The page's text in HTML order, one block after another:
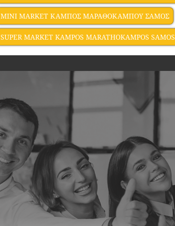
MINI MARKET ΚΑΜΠΟΣ ΜΑΡΑΘΟΚΑΜΠΟΥ ΣΑΜΟΣ
SUPER MARKET KAMPOS MARATHOKAMPOS SAMOS